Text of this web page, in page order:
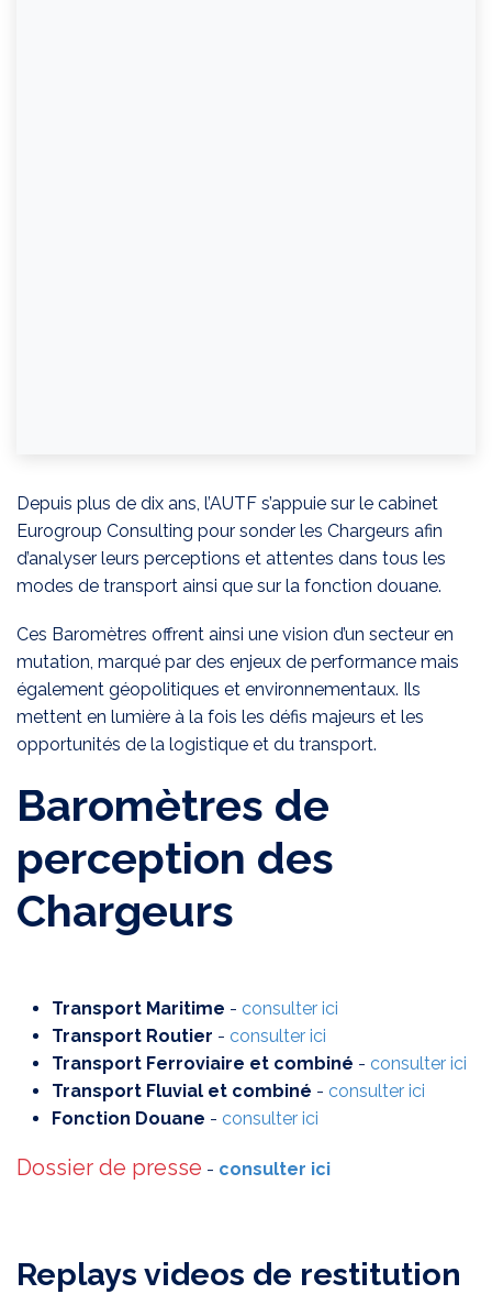
Depuis plus de dix ans, l’AUTF s’appuie sur le cabinet
Eurogroup Consulting pour sonder les Chargeurs afin
d’analyser leurs perceptions et attentes dans tous les
modes de transport ainsi que sur la fonction douane.
Ces Baromètres offrent ainsi une vision d’un secteur en
mutation, marqué par des enjeux de performance mais
également géopolitiques et environnementaux. Ils
mettent en lumière à la fois les défis majeurs et les
opportunités de la logistique et du transport.
Baromètres de
perception des
Chargeurs
Transport Maritime - consulter ici
Transport Routier - consulter ici
Transport Ferroviaire et combiné - consulter ici
Transport Fluvial et combiné - consulter ici
Fonction Douane - consulter ici
Dossier de presse - consulter ici
Replays videos de restitution